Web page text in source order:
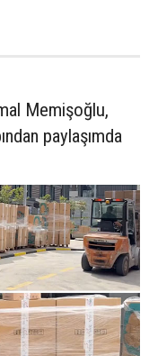
Memişoğlu,
paylaşımda